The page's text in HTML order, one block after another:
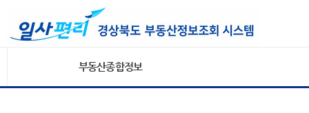
부동산종합정보